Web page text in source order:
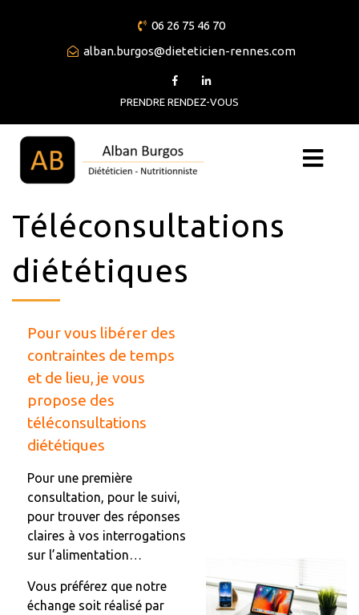
06 26 75 46 70
alban.burgos@dieteticien-rennes.com
PRENDRE RENDEZ-VOUS
Téléconsultations
diététiques
Pour vous libérer des
contraintes de temps
et de lieu, je vous
propose des
téléconsultations
diététiques
Pour une première
consultation, pour le suivi,
pour trouver des réponses
claires à vos interrogations
sur l’alimentation…
Vous préférez que notre
échange soit réalisé par